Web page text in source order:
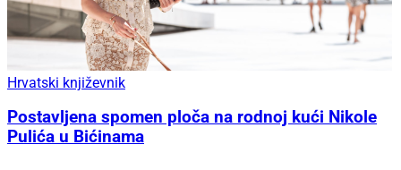
Hrvatski književnik
Postavljena spomen ploča na rodnoj kući Nikole
Pulića u Bićinama